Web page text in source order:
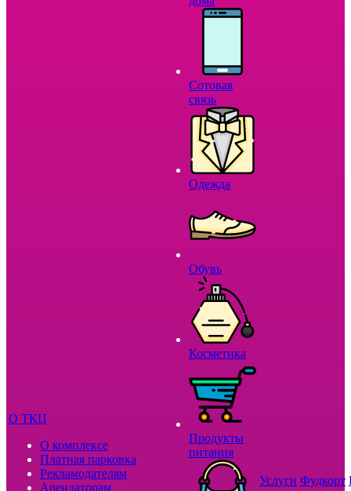
О ТКЦ
О комплексе
Платная парковка
Рекламодателям
Арендаторам
Сотовая
связь
Одежда
Обувь
Косметика
Продукты
питания
Услуги Фудкорт